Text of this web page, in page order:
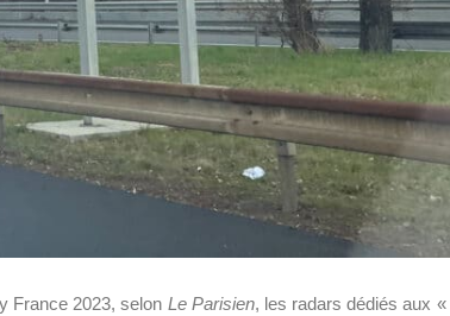
France 2023, selon Le Parisien, les radars dédiés aux «